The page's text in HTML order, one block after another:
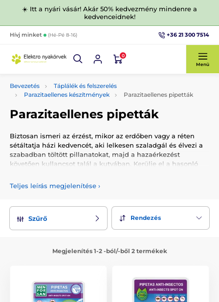
☀️ Itt a nyári vásár! Akár 50% kedvezmény mindenre a
kedvenceidnek!
Hívj minket (Hé-Pé 8-16) +36 21 300 7514
0
Menü
Bevezetés
Táplálék és felszerelés
Parazitaellenes készítmények
Parazitaellenes pipetták
Parazitaellenes pipetták
Biztosan ismeri az érzést, mikor az erdőben vagy a réten
sétáltatja házi kedvencét, aki lelkesen szaladgál és élvezi a
szabadban töltött pillanatokat, majd a hazaérkezést
követően kullancsot talál a kutyában. Kerülje el a hasonló
parazitaellenes pipetták nem csak a kullancsokkal, hanem a
bolhákkal, szúnyogokkal és egyéb élősködőkkel szemben is
A pipetták alkalmasak kölyökkutyák és vemhes kutyák
számára is. Ügyeljen arra, hogy ne csak házi kedvence
Teljes leírás megjelenítése ›
Szűrő Rendezés
Megjelenítés 1-2 -ból/-ből 2 termékek